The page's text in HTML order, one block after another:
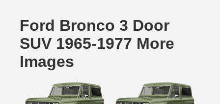
Ford Bronco 3 Door
SUV 1965-1977 More
Images